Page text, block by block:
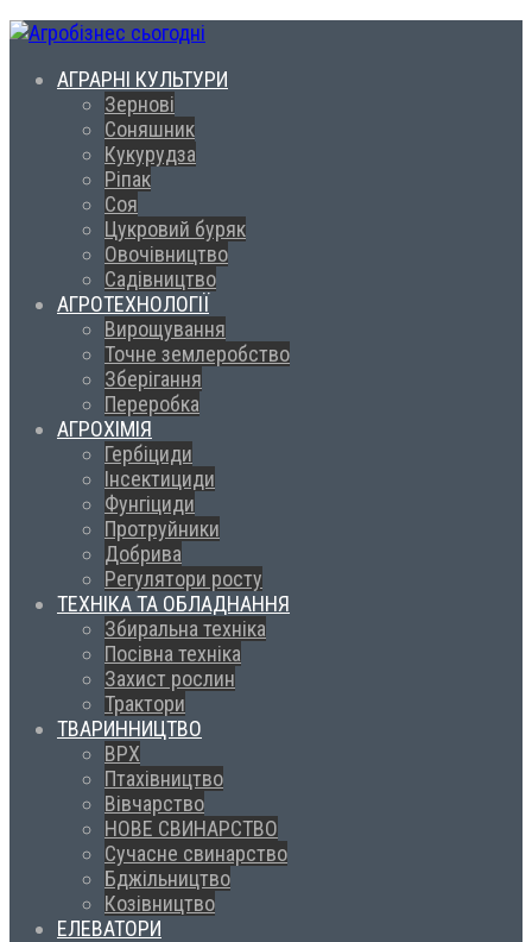
АГРАРНІ КУЛЬТУРИ
Зернові
Соняшник
Кукурудза
Ріпак
Соя
Цукровий буряк
Овочівництво
Садівництво
АГРОТЕХНОЛОГІЇ
Вирощування
Точне землеробство
Зберігання
Переробка
АГРОХІМІЯ
Гербіциди
Інсектициди
Фунгіциди
Протруйники
Добрива
Регулятори росту
ТЕХНІКА ТА ОБЛАДНАННЯ
Збиральна техніка
Посівна техніка
Захист рослин
Трактори
ТВАРИННИЦТВО
ВРХ
Птахівництво
Вівчарство
НОВЕ СВИНАРСТВО
Сучасне свинарство
Бджільництво
Козівництво
ЕЛЕВАТОРИ